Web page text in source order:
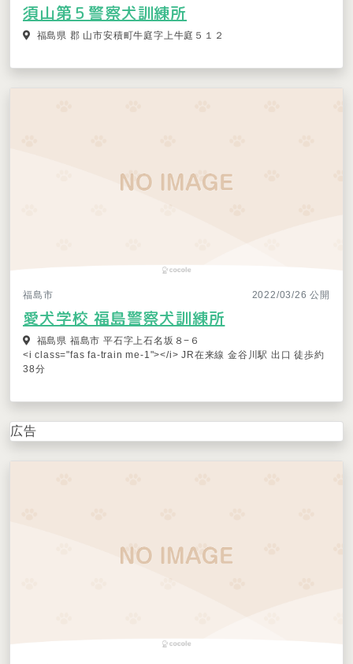
須山第５警察犬訓練所
福島県 郡 山市安積町牛庭字上牛庭５１２
福島市 2022/03/26 公開
愛犬学校 福島警察犬訓練所
福島県 福島市 平石字上石名坂８−６
<i class="fas fa-train me-1"></i> JR在来線 金谷川駅 出口 徒歩約
38分
広告